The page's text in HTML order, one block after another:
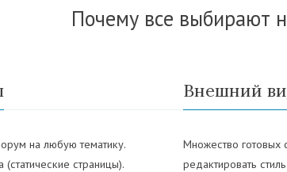
Почему все выбирают
на любую тематику.
страницы).
Внешний
Множество готовых
редактировать